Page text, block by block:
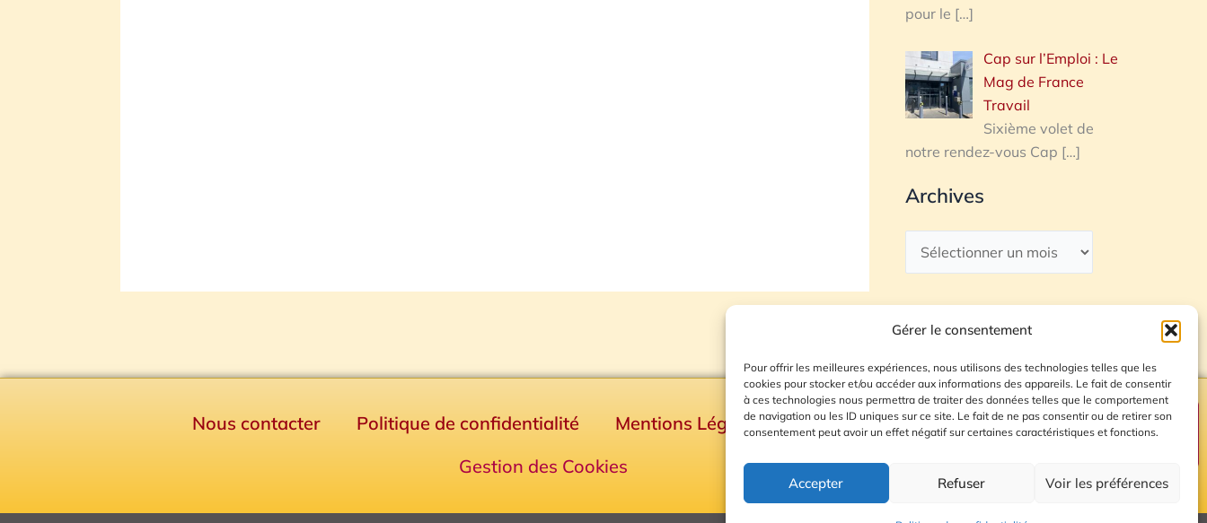
Gérer le consentement
Pour offrir les meilleures expériences, nous utilisons des technologies telles que les
cookies pour stocker et/ou accéder aux informations des appareils. Le fait de consentir
à ces technologies nous permettra de traiter des données telles que le comportement
de navigation ou les ID uniques sur ce site. Le fait de ne pas consentir ou de retirer son
consentement peut avoir un effet négatif sur certaines caractéristiques et fonctions.
Accepter Refuser Voir les préférences
pour le […]
Cap sur l’Emploi : Le
Mag de France
Travail
Sixième volet de
notre rendez-vous Cap […]
Archives
Nous contacter Politique de confidentialité Mentions Légales
Plan du site
Gestion des Cookies